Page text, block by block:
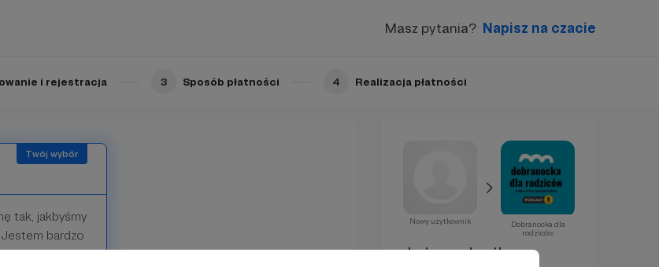
Masz pytania? Napisz na czacie
i rejestracja 3 Sposób płatności 4 Realizacja płatności
w
tak, jakbyśmy
bardzo
dla mnie
Nowy użytkownik
Dobranocka dla
rodziców
Już za chwilę